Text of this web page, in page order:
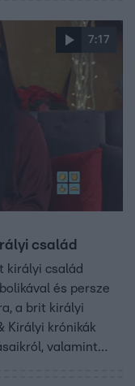
7:17
család
királyi család
és persze
a brit királyi
Királyi krónikák
valamint